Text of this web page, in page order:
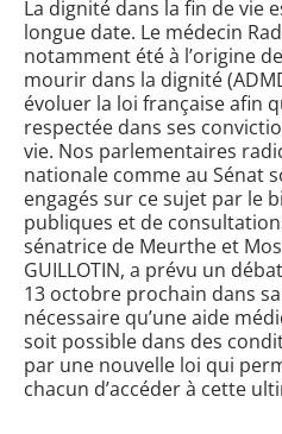
La dignité dans la fin de vie
longue date. Le médecin
notamment été à l’origine
mourir dans la dignité
évoluer la loi française afin
respectée dans ses
vie. Nos parlementaires
nationale comme au Sénat
engagés sur ce sujet par le
publiques et de
sénatrice de Meurthe et
GUILLOTIN, a prévu un
13 octobre prochain dans
nécessaire qu’une aide
soit possible dans des
par une nouvelle loi qui
chacun d’accéder à cette